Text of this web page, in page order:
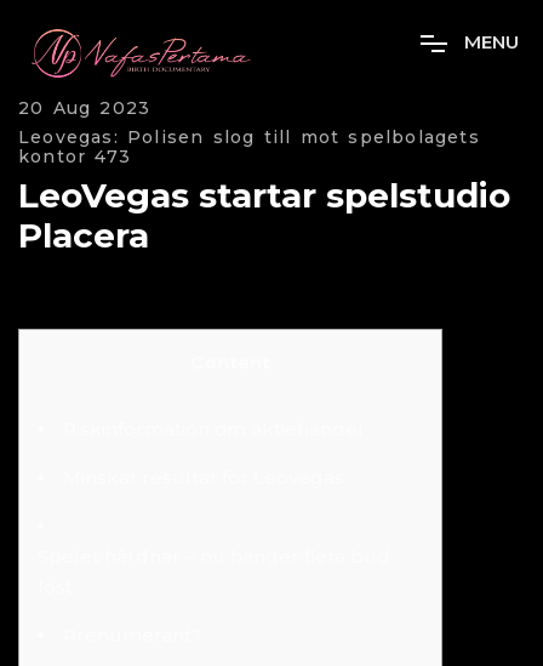
MENU
20 Aug 2023
Leovegas: Polisen slog till mot spelbolagets
kontor 473
LeoVegas startar spelstudio
Placera